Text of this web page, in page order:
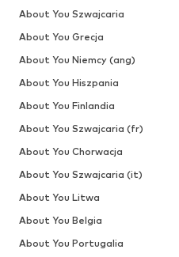
About You Szwajcaria
About You Grecja
About You Niemcy (ang)
About You Hiszpania
About You Finlandia
About You Szwajcaria (fr)
About You Chorwacja
About You Szwajcaria (it)
About You Litwa
About You Belgia
About You Portugalia